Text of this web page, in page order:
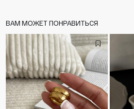
ВАМ МОЖЕТ ПОНРАВИТЬСЯ